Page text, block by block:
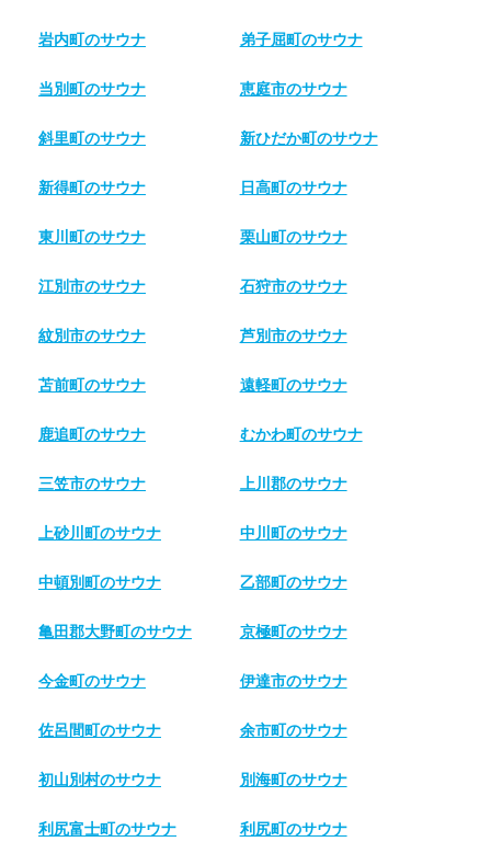
岩内町のサウナ 弟子屈町のサウナ
当別町のサウナ 恵庭市のサウナ
斜里町のサウナ 新ひだか町のサウナ
新得町のサウナ 日高町のサウナ
東川町のサウナ 栗山町のサウナ
江別市のサウナ 石狩市のサウナ
紋別市のサウナ 芦別市のサウナ
苫前町のサウナ 遠軽町のサウナ
鹿追町のサウナ むかわ町のサウナ
三笠市のサウナ 上川郡のサウナ
上砂川町のサウナ 中川町のサウナ
中頓別町のサウナ 乙部町のサウナ
亀田郡大野町のサウナ 京極町のサウナ
今金町のサウナ 伊達市のサウナ
佐呂間町のサウナ 余市町のサウナ
初山別村のサウナ 別海町のサウナ
利尻富士町のサウナ 利尻町のサウナ